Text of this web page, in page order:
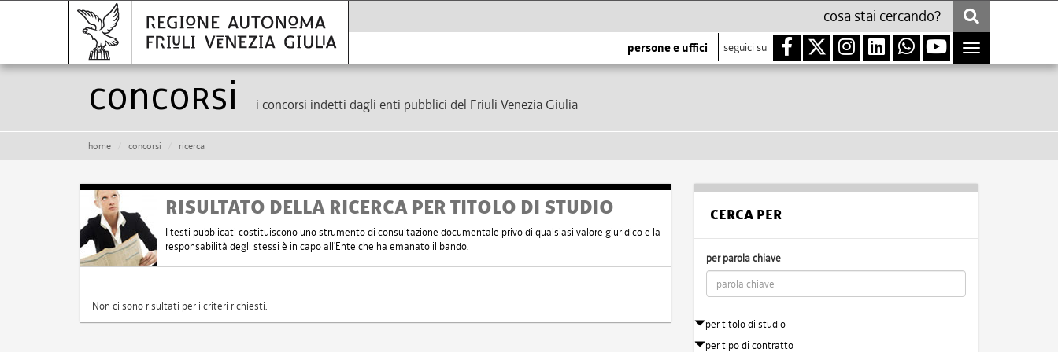
persone e uffici seguici su
Toggle
navigation
Concorsi i concorsi indetti dagli enti pubblici del Friuli Venezia Giulia
home concorsi ricerca
RISULTATO DELLA RICERCA PER TITOLO DI STUDIO
I testi pubblicati costituiscono uno strumento di consultazione documentale privo di qualsiasi valore giuridico e la
responsabilità degli stessi è in capo all'Ente che ha emanato il bando.
Non ci sono risultati per i criteri richiesti.
CERCA PER
per parola chiave
per titolo di studio
per tipo di contratto